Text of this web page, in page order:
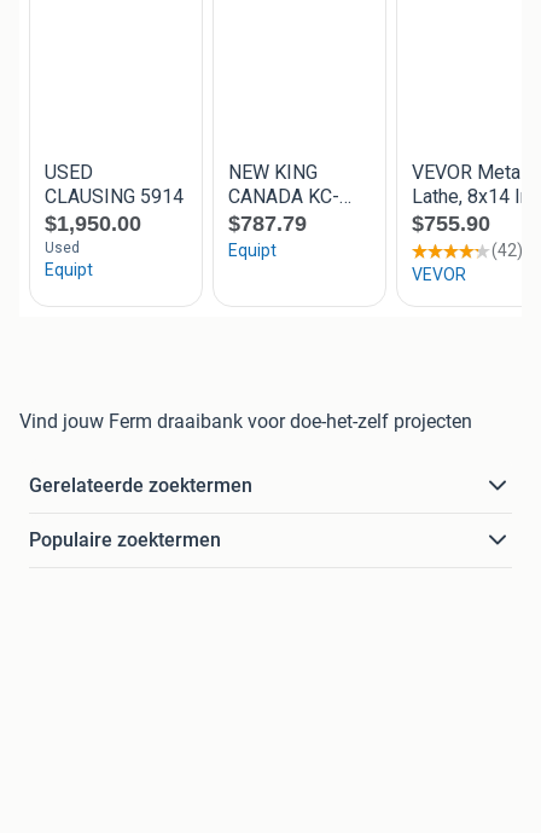
Vind jouw Ferm draaibank voor doe-het-zelf projecten
Gerelateerde zoektermen
Populaire zoektermen